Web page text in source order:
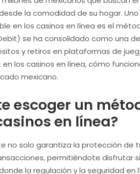
la comodidad de su hogar.
en los casinos en línea es el
se ha consolidado como una
y retiros en plataformas de
los casinos en línea, cómo
mexicano.
escoger un
en línea?
no solo garantiza la protección de
permitiéndote disfrutar
la regulación y la seguridad en